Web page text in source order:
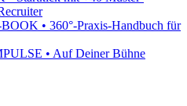
• 360°-Praxis-Handbuch für
• Auf Deiner Bühne